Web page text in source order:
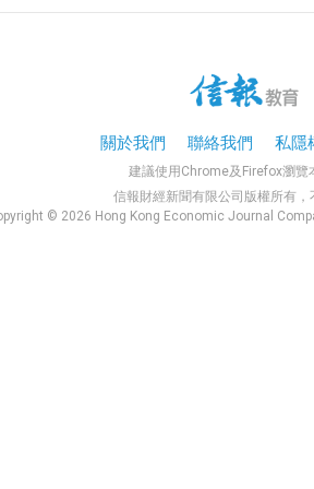
關於我們 聯絡我們 私隱
建議使用Chrome及Firefox瀏覽
信報財經新聞有限公司版權所有，
© 2026 Hong Kong Economic Journal